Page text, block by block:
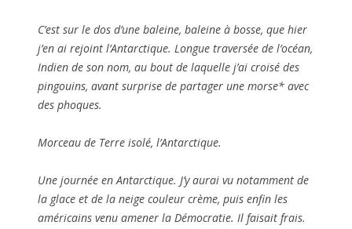
C’est sur le dos d’une baleine, baleine à bosse, que hier
j’en ai rejoint l’Antarctique. Longue traversée de l’océan,
Indien de son nom, au bout de laquelle j’ai croisé des
pingouins, avant surprise de partager une morse* avec
des phoques.
Morceau de Terre isolé, l’Antarctique.
Une journée en Antarctique. J’y aurai vu notamment de
la glace et de la neige couleur crème, puis enfin les
américains venu amener la Démocratie. Il faisait frais.